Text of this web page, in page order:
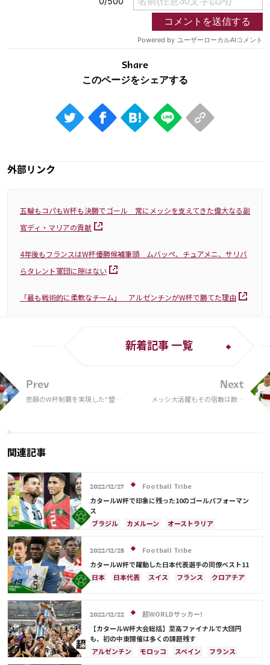
Share
外部リンク
五輪もコパもW杯も決勝でゴール 常にメッシを支えてきた偉大なる副
官ディ・マリアの貢献
4年後もフランスはW杯優勝候補筆頭 ムバッペ、チュアメニ、サリバ
らタレント軍団に隙はない
「最も戦術的に柔軟なチーム」 アルゼンチンがW杯で勝てた理由
Prev
悲願のW杯制覇を実現した“盟
新着記事 一覧
Next
メッシ大活躍もその宿敵は散々
関連記事
2022/12/27
Football Tribe
カタールW杯で印象に残った10のゴールパフォーマン
ス
ブラジル
カメルーン
オーストラリア
スペイン
フランス オランダ
ガーナ
モロッコ
リオネル・メッシ
ジャック・グリーリッシュ
イングランド
日本
C・ロナウド
2022/12/25
Football Tribe
カタールW杯で躍動した日本代表選手の同僚ベスト11
日本
日本代表 スイス フランス
クロアチア
カタール
オランダ ポルトガル
韓国
三笘 薫 キリアン・ムバッペ
前田 大然
冨安 健洋
ドイツ セルビア
ブラジル
南野 拓実
守田 英正 リオネル・メッシ
2022/12/22
超WORLDサッカー!
【カタールW杯大会総括】至高ファイナルで大団円
も、初の中東開催は多くの課題残す
アルゼンチン
モロッコ スペイン
フランス